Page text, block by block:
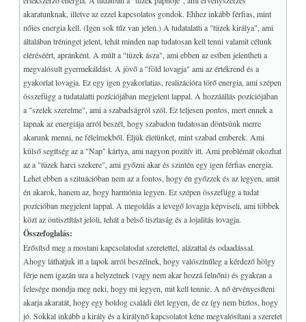
akaratunknak, illetve az ezzel kapcsolatos gondok. Ehhez inkább férfias, mint
nőies energia kell. (Igen sok tűz van jelen.) A tudatalatti a "tüzek királya", ami
általában tréninget jelent, tehát minden nap tudatosan kell tenni valamit célunk
eléréséért, apránként. A múlt a "tüzek ásza", ami ebben az estben jelentheti a
megvalósult gyermekáldást. A jövő a "föld lovagja" ami az értékrend és a
gyakorlat lovagja. Ez egy igen gyakorlatias, realizációra törő energia, ami szépen
összefügg a tudatalatti pozíciójában megjelent lappal. A hozzáállás pozíciójában
a "szelek szerelme", ami a szabadságról szól. Ez teljesen pontos, mert ennek a
lapnak az energiája arról beszél, hogy szabadon tudatosan döntsünk merre
akarunk menni, ne félelmekből. Éljük életünket, mint szabad emberek. Ami
külső segítség az a "Nap" kártya, ami nagyon pozitív itt. Ami problémát okozhat
az a "tüzek harci szekere", ami győzni akar és szintén egy igen férfias energia.
Lehet ebben a szituációban nem az a fontos, hogy én győzzek és az legyen, amit
én akarok, hanem az, hogy harmónia legyen. Ez szépen összefügg a tudat
pozícióban megjelent lappal. A megoldás a levegő lovagja képviseli, ami többek
közt az öntisztítást jelöli, tehát a belső tisztaság és a lojalitás lovagja.
Összefoglalás:
Erősítsd meg a mostani kapcsolatodat szeretettel, alázattal és odaadással.
Ahogy láthatjuk itt a lapok arról beszélnek, hogy valószínűleg a kérdező hölgy
férje nem igazán ura a helyzetnek (vagy nem akar hozzá felnőni) és gyakran a
felesége mondja meg neki, hogy mi legyen, mit kell tennie. A nő érvényesíteni
akarja akaratát, hogy egy boldog családi élet legyen, de ez így nem biztos, hogy
jó. Sokkal inkább a király és a királynő kapcsolatot kéne megvalósítani a szeretet